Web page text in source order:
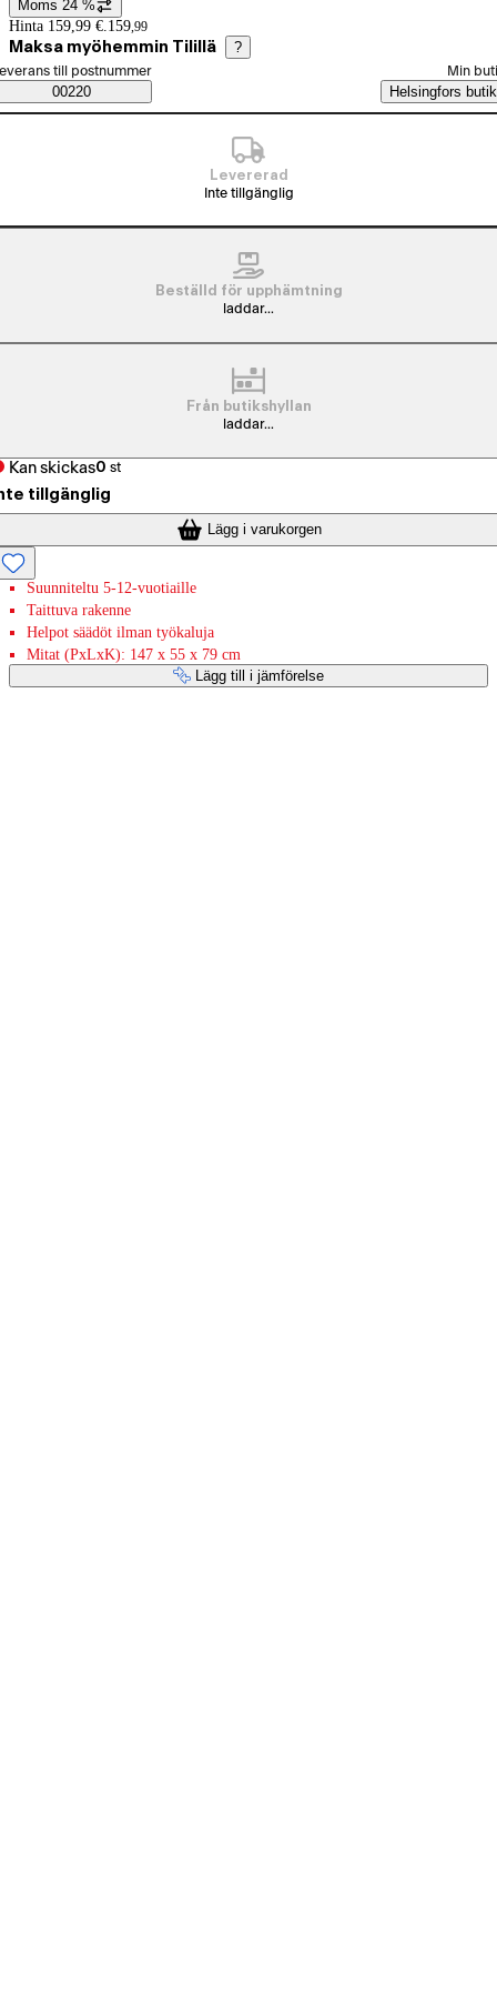
Prisinformation
Moms 24 %
Hinta 159,99 €. 159,99
Maksa myöhemmin Tilillä ?
Saatavuustiedot
beställningssätt
till postnummer
00220
Min
Helsingfors butik
Levererad
Inte tillgänglig
Beställd för upphämtning
laddar...
Från butikshyllan
laddar...
Kan skickas0 st
tillgänglig
Lägg i varukorgen
Suunniteltu 5-12-vuotiaille
Taittuva rakenne
Helpot säädöt ilman työkaluja
Mitat (PxLxK): 147 x 55 x 79 cm
Lägg till i jämförelse